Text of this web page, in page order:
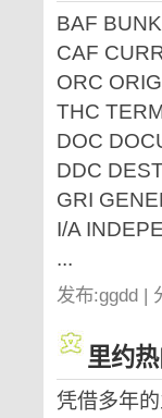
BAF
CAF
ORC
THC
DOC
DDC
GRI
I/A
...
发布:ggdd |
里约
凭借多年